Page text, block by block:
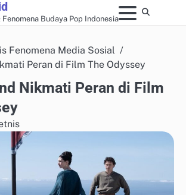
Budaya Pop Indonesia
Fenomena Media Sosial
Peran di Film The Odyssey
Nikmati Peran di Film